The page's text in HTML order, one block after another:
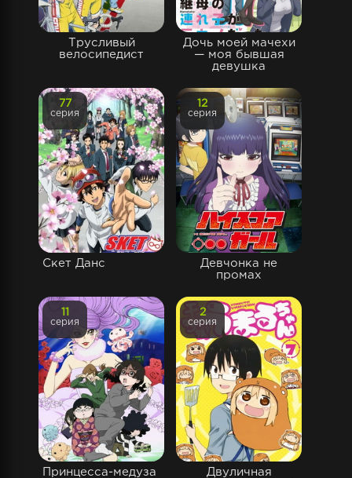
Трусливый
велосипедист
Дочь моей мачехи
— моя бывшая
девушка
Скет Данс
77
серия
Девчонка не
промах
12
серия
Принцесса-медуза
11
серия
Двуличная
2
серия